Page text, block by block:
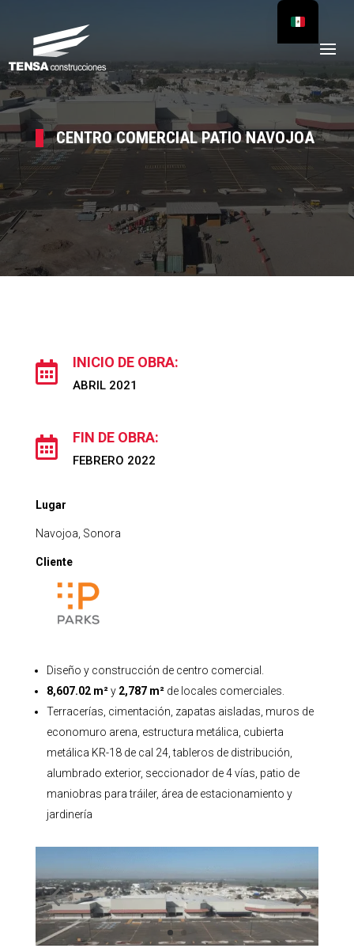
CENTRO COMERCIAL PATIO NAVOJOA
 INICIO DE OBRA:
ABRIL 2021
 FIN DE OBRA:
FEBRERO 2022
Lugar
Navojoa, Sonora
Cliente
Diseño y construcción de centro comercial.
8,607.02 m²y 2,787 m²de locales comerciales.
Terracerías, cimentación, zapatas aisladas, muros de
economuro arena, estructura metálica, cubierta
metálica KR-18 de cal 24, tableros de distribución,
alumbrado exterior, seccionador de 4 vías, patio de
maniobras para tráiler, área de estacionamiento y
jardinería